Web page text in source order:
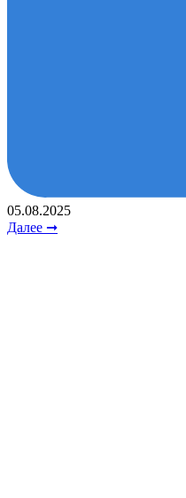
05.08.2025
Далее ➞